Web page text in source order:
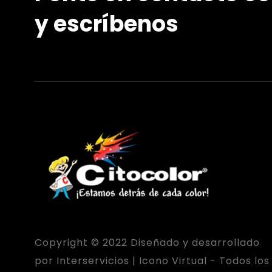
y escríbenos
Copyright © 2022 Diseñado y desarrollado
por Interservicios | Icono Virtual - Todos los